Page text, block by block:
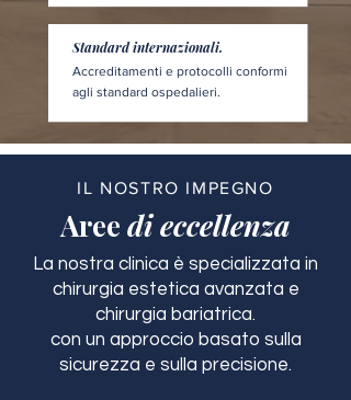
Standard internazionali.
Accreditamenti e protocolli conformi
agli standard ospedalieri.
IL NOSTRO IMPEGNO
Aree di eccellenza
La nostra clinica è specializzata in
chirurgia estetica avanzata e
chirurgia bariatrica.
con un approccio basato sulla
sicurezza e sulla precisione.